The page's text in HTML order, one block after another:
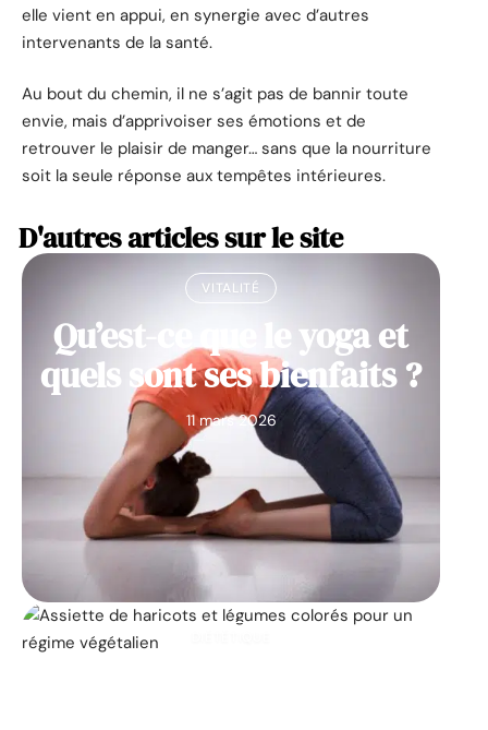
elle vient en appui, en synergie avec d’autres
intervenants de la santé.
Au bout du chemin, il ne s’agit pas de bannir toute
envie, mais d’apprivoiser ses émotions et de
retrouver le plaisir de manger… sans que la nourriture
soit la seule réponse aux tempêtes intérieures.
D'autres articles sur le site
VITALITÉ
Qu’est-ce que le yoga et
quels sont ses bienfaits ?
11 mars 2026